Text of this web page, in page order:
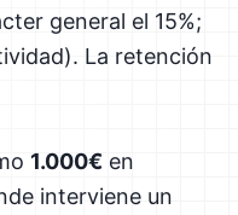
general el 15%;
La retención
1.000€ en
interviene un